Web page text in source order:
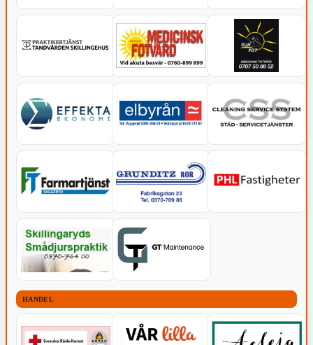
HANDEL